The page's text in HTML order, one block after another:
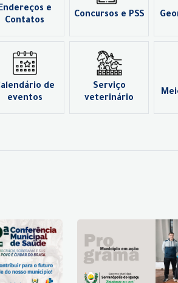
e
Contatos
Concursos e PSS
de
eventos
Serviço
veterinário